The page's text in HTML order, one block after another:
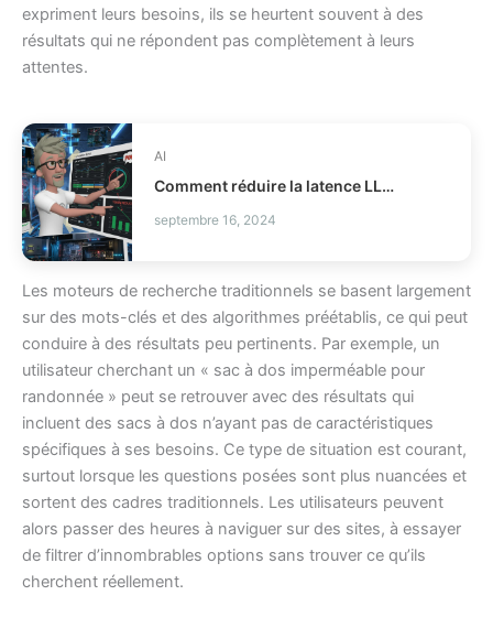
expriment leurs besoins, ils se heurtent souvent à des
résultats qui ne répondent pas complètement à leurs
attentes.
AI
Comment réduire la latence LLM et les coûts en production ?
septembre 16, 2024
Les moteurs de recherche traditionnels se basent largement
sur des mots-clés et des algorithmes préétablis, ce qui peut
conduire à des résultats peu pertinents. Par exemple, un
utilisateur cherchant un « sac à dos imperméable pour
randonnée » peut se retrouver avec des résultats qui
incluent des sacs à dos n’ayant pas de caractéristiques
spécifiques à ses besoins. Ce type de situation est courant,
surtout lorsque les questions posées sont plus nuancées et
sortent des cadres traditionnels. Les utilisateurs peuvent
alors passer des heures à naviguer sur des sites, à essayer
de filtrer d’innombrables options sans trouver ce qu’ils
cherchent réellement.